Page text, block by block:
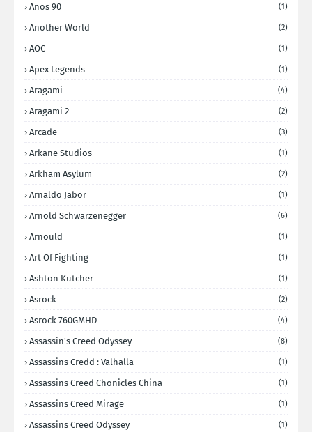
Anos 90 (1)
Another World (2)
AOC (1)
Apex Legends (1)
Aragami (4)
Aragami 2 (2)
Arcade (3)
Arkane Studios (1)
Arkham Asylum (2)
Arnaldo Jabor (1)
Arnold Schwarzenegger (6)
Arnould (1)
Art Of Fighting (1)
Ashton Kutcher (1)
Asrock (2)
Asrock 760GMHD (4)
Assassin's Creed Odyssey (8)
Assassins Credd : Valhalla (1)
Assassins Creed Chonicles China (1)
Assassins Creed Mirage (1)
Assassins Creed Odyssey (1)